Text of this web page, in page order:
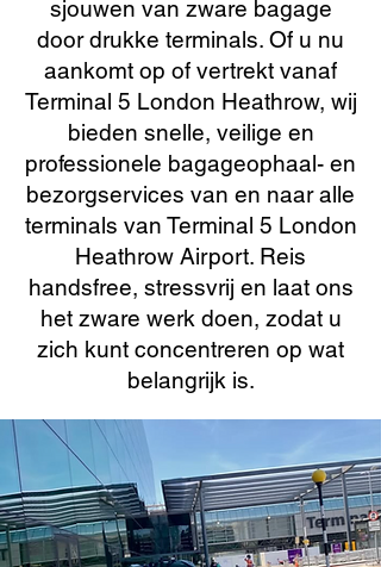
sjouwen van zware bagage
door drukke terminals. Of u nu
aankomt op of vertrekt vanaf
Terminal 5 London Heathrow, wij
bieden snelle, veilige en
professionele bagageophaal- en
bezorgservices van en naar alle
terminals van Terminal 5 London
Heathrow Airport. Reis
handsfree, stressvrij en laat ons
het zware werk doen, zodat u
zich kunt concentreren op wat
belangrijk is.